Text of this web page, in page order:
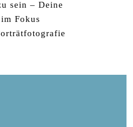
sein – Deine
Fokus